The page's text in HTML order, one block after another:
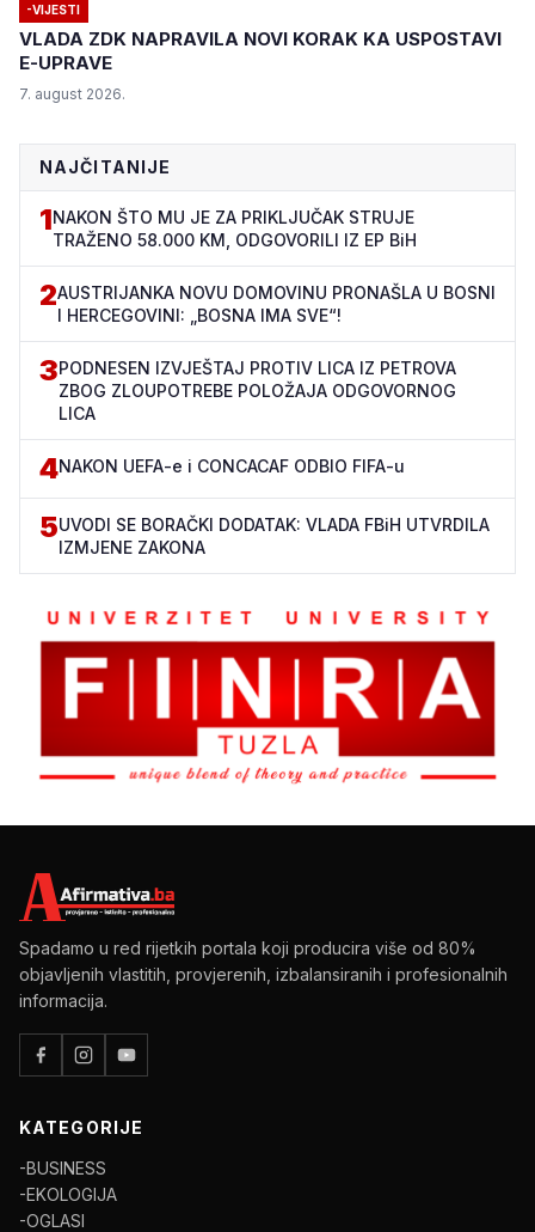
-VIJESTI
VLADA ZDK NAPRAVILA NOVI KORAK KA USPOSTAVI
E-UPRAVE
7. august 2026.
NAJČITANIJE
1NAKON ŠTO MU JE ZA PRIKLJUČAK STRUJE
TRAŽENO 58.000 KM, ODGOVORILI IZ EP BiH
2AUSTRIJANKA NOVU DOMOVINU PRONAŠLA U BOSNI
I HERCEGOVINI: „BOSNA IMA SVE“!
3PODNESEN IZVJEŠTAJ PROTIV LICA IZ PETROVA
ZBOG ZLOUPOTREBE POLOŽAJA ODGOVORNOG
LICA
4NAKON UEFA-e i CONCACAF ODBIO FIFA-u
5UVODI SE BORAČKI DODATAK: VLADA FBiH UTVRDILA
IZMJENE ZAKONA
Spadamo u red rijetkih portala koji producira više od 80%
objavljenih vlastitih, provjerenih, izbalansiranih i profesionalnih
informacija.
KATEGORIJE
-BUSINESS
-EKOLOGIJA
-OGLASI